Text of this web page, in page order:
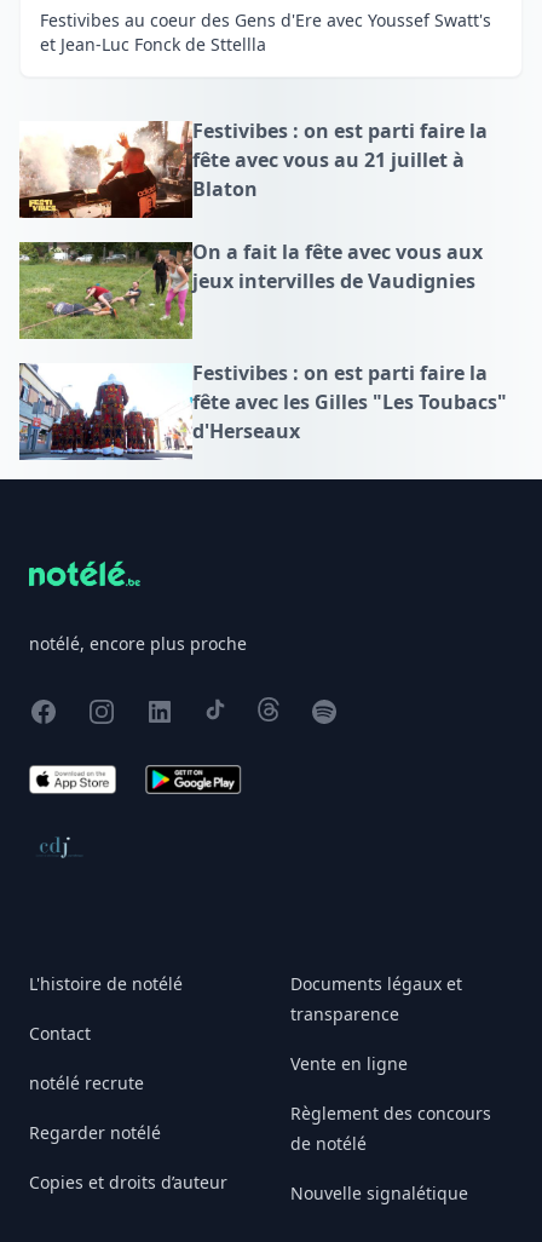
Festivibes au coeur des Gens d'Ere avec Youssef Swatt's
et Jean-Luc Fonck de Sttellla
Festivibes : on est parti faire la
fête avec vous au 21 juillet à
Blaton
On a fait la fête avec vous aux
jeux intervilles de Vaudignies
Festivibes : on est parti faire la
fête avec les Gilles "Les Toubacs"
d'Herseaux
notélé, encore plus proche
FacebookInstagram
X TikTokThreadsSpotify
App Store Google Play
Conseil de déontologie journalistique
L'histoire de notélé
Contact
notélé recrute
Regarder notélé
Copies et droits d’auteur
Documents légaux et
transparence
Vente en ligne
Règlement des concours
de notélé
Nouvelle signalétique